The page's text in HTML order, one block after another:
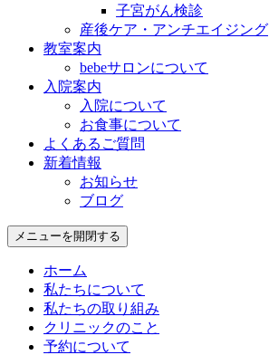
子宮がん検診
産後ケア・アンチエイジング
教室案内
bebeサロンについて
入院案内
入院について
お食事について
よくあるご質問
新着情報
お知らせ
ブログ
メニューを開閉する
ホーム
私たちについて
私たちの取り組み
クリニックのこと
予約について